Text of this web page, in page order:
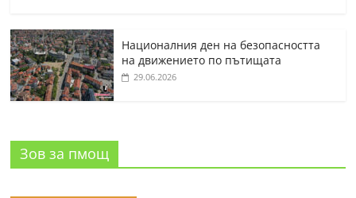
Националния ден на безопасността
на движението по пътищата
29.06.2026
Зов за пмощ